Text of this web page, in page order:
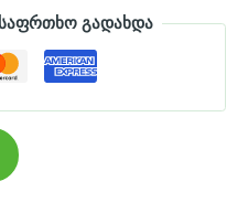
გადახდა